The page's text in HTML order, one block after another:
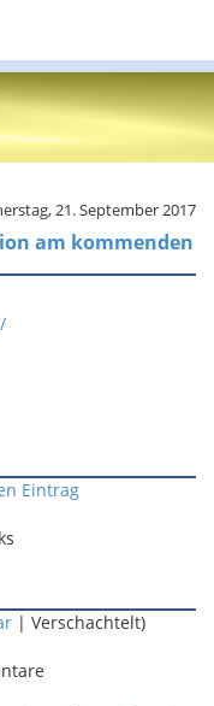
21. September 2017
am kommenden
Eintrag
| Verschachtelt)